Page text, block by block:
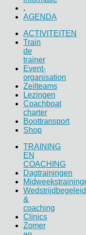
.
AGENDA
ACTIVITEITEN
Train
de
trainer
Event-
organisation
Zeilteams
Lezingen
Coachboat
charter
Boottransport
Shop
TRAINING
EN
COACHING
Dagtrainingen
&
coaching
Clinics
Zomer